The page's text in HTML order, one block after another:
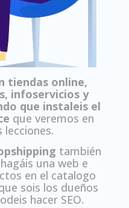
tiendas online,
infoservicios y
que instaleis el
que veremos en
lecciones.
también
una web e
en el catalogo
sois los dueños
hacer SEO.